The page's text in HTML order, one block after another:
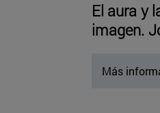
El aura y
imagen.
Más